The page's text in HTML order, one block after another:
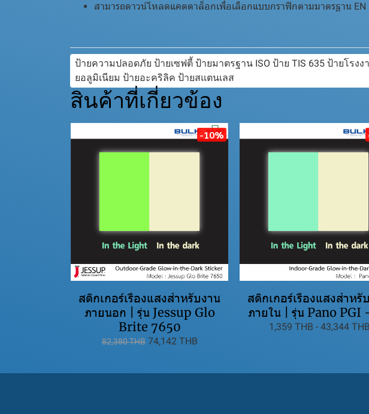
สามารถดาวน์โหลดแคตตาล็อกเพื่อเลือกแบบกราฟิกตามมาตรฐาน
ป้ายความปลอดภัย ป้ายเซฟตี้ ป้ายมาตรฐาน ISO ป้าย TIS 635 ป้ายโร
ยอลูมิเนียม ป้ายอะคริลิค ป้ายสแตนเลส
สินค้าที่เกี่ยวข้อง
-10%
สติกเกอร์เรืองแสงสำหรับงาน
ภายนอก | รุ่น Jessup Glo
Brite 7650
82,380 THB 74,142 THB
สติกเกอร์เรืองแสงสำหรั
ภายใน | รุ่น Pano PGI
1,359 THB - 43,344 THB